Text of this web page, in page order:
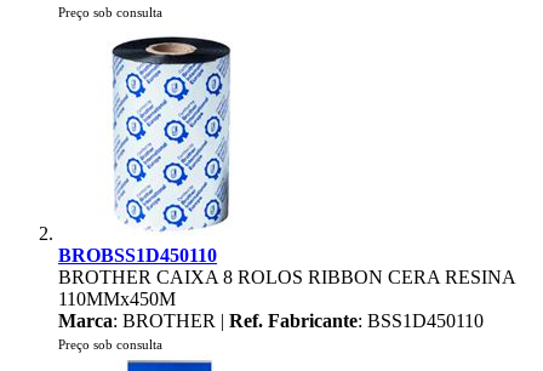
Preço sob consulta
BROBSS1D450110
BROTHER CAIXA 8 ROLOS RIBBON CERA RESINA
110MMx450M
Marca: BROTHER | Ref. Fabricante: BSS1D450110
Preço sob consulta